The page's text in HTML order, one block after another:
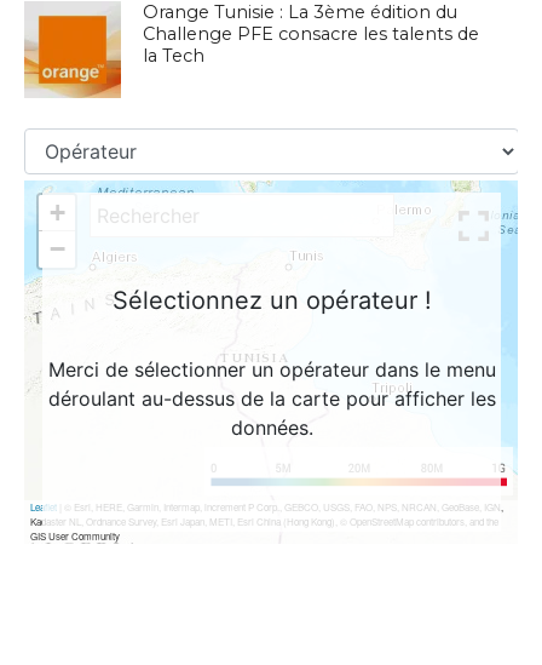
Orange Tunisie : La 3ème édition du
Challenge PFE consacre les talents de
la Tech